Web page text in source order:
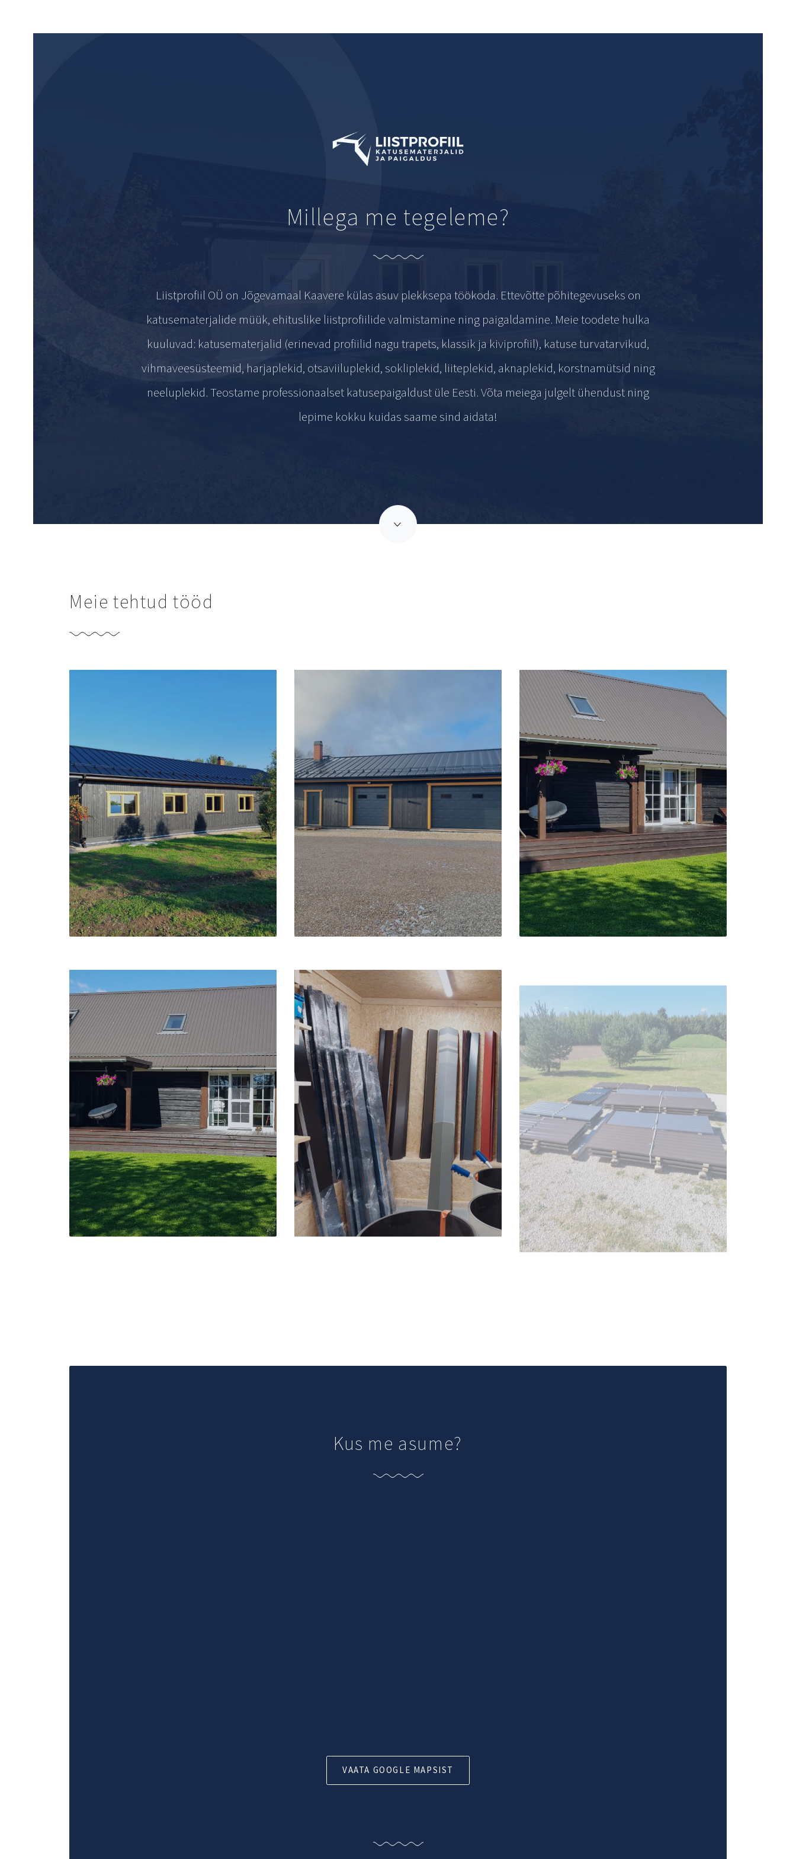
Millega me tegeleme?
Liistprofiil OÜ on Jõgevamaal Kaavere külas asuv plekksepa töökoda. Ettevõtte põhitegevuseks on
katusematerjalide müük, ehituslike liistprofiilide valmistamine ning paigaldamine. Meie toodete hulka
kuuluvad: katusematerjalid (erinevad profiilid nagu trapets, klassik ja kiviprofiil), katuse turvatarvikud,
vihmaveesüsteemid, harjaplekid, otsaviiluplekid, sokliplekid, liiteplekid, aknaplekid, korstnamütsid ning
neeluplekid. Teostame professionaalset katusepaigaldust üle Eesti. Võta meiega julgelt ühendust ning
lepime kokku kuidas saame sind aidata!
Meie tehtud tööd
Kus me asume?
VAATA GOOGLE MAPSIST